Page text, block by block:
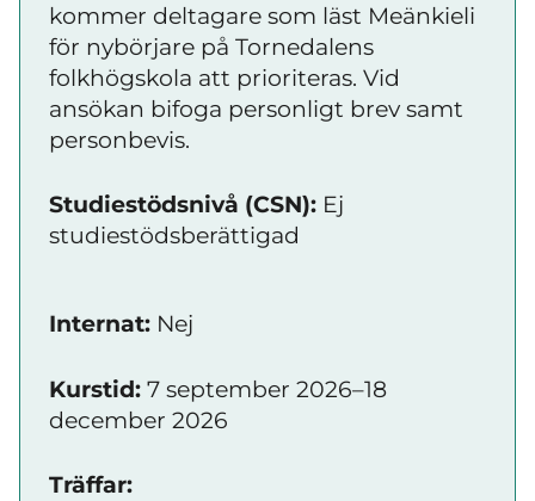
kommer deltagare som läst Meänkieli
för nybörjare på Tornedalens
folkhögskola att prioriteras. Vid
ansökan bifoga personligt brev samt
personbevis.
Studiestödsnivå (CSN): Ej
studiestödsberättigad
Internat: Nej
Kurstid: 7 september 2026–18
december 2026
Träffar: